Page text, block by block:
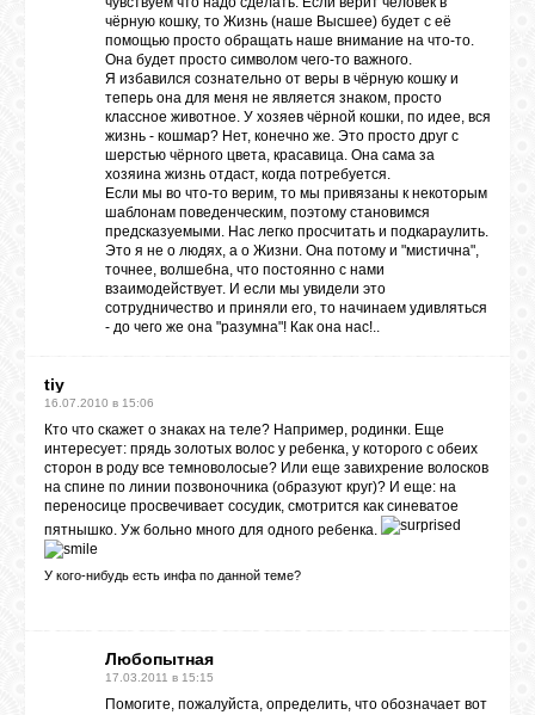
чёрную кошку, то Жизнь (наше Высшее) будет с её
помощью просто обращать наше внимание на что-то.
Она будет просто символом чего-то важного.
Я избавился сознательно от веры в чёрную кошку и
теперь она для меня не является знаком, просто
классное животное. У хозяев чёрной кошки, по идее, вся
жизнь - кошмар? Нет, конечно же. Это просто друг с
шерстью чёрного цвета, красавица. Она сама за
хозяина жизнь отдаст, когда потребуется.
Если мы во что-то верим, то мы привязаны к некоторым
шаблонам поведенческим, поэтому становимся
предсказуемыми. Нас легко просчитать и подкараулить.
Это я не о людях, а о Жизни. Она потому и "мистична",
точнее, волшебна, что постоянно с нами
взаимодействует. И если мы увидели это
сотрудничество и приняли его, то начинаем удивляться
- до чего же она "разумна"! Как она нас!..
tiy
16.07.2010 в 15:06
Кто что скажет о знаках на теле? Например, родинки. Еще
интересует: прядь золотых волос у ребенка, у которого с обеих
сторон в роду все темноволосые? Или еще завихрение волосков
на спине по линии позвоночника (образуют круг)? И еще: на
переносице просвечивает сосудик, смотрится как синеватое
пятнышко. Уж больно много для одного ребенка.
У кого-нибудь есть инфа по данной теме?
Любопытная
17.03.2011 в 15:15
Помогите, пожалуйста, определить, что обозначает вот